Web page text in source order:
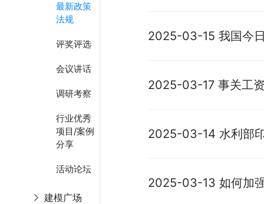
最新政策
法规
评奖评选
会议讲话
调研考察
行业优秀
项目/案例
分享
活动论坛
建模广场
2025-03-15 我国今
2025-03-17 事关工
2025-03-14 水利部
2025-03-13 如何加